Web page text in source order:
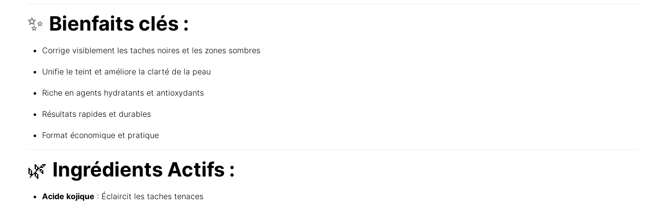
✨ Bienfaits clés :
Corrige visiblement les taches noires et les zones sombres
Unifie le teint et améliore la clarté de la peau
Riche en agents hydratants et antioxydants
Résultats rapides et durables
Format économique et pratique
🌿 Ingrédients Actifs :
Acide kojique : Éclaircit les taches tenaces